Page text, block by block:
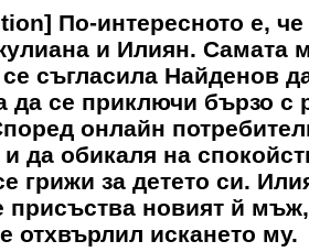
По-интересното е,
и Илиян. Самата
съгласила Найденов
да се приключи бързо
онлайн
да обикаля на
грижи за детето си.
новият й мъж,
отхвърлил искането му.